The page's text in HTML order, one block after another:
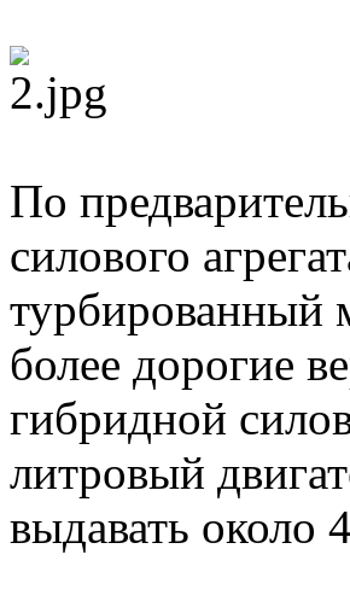
По
силового
турбированный
более дорогие
гибридной
литровый
выдавать